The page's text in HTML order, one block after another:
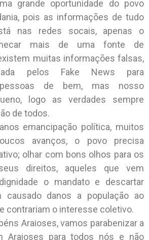
grande oportunidade do povo
pois as informações de tudo
nas redes socais, apenas o
mais de uma fonte de
muitas informações falsas,
pelos Fake News para
pessoas de bem, mas nosso
logo as verdades sempre
de todos.
emancipação política, muitos
avanços, o povo precisa
olhar com bons olhos para os
direitos, aqueles que vem
o mandato e descartar
causado danos a população ao
contrariam o interesse coletivo.
Araioses, vamos parabenizar a
Araioses para todos nós e não